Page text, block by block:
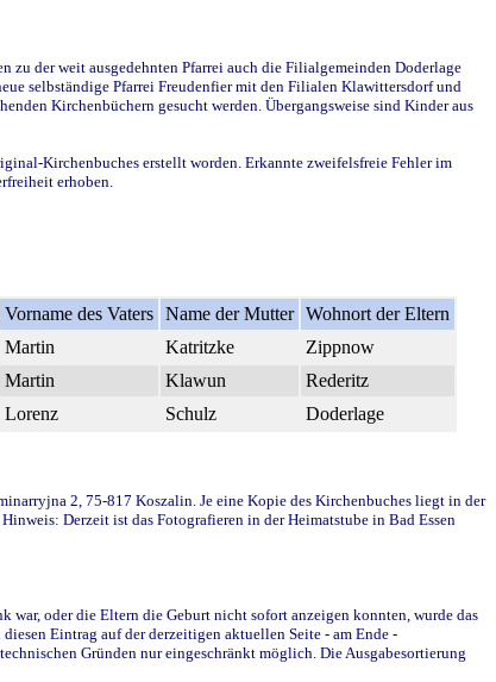
der weit ausgedehnten Pfarrei auch die Filialgemeinden Doderlage
selbständige Pfarrei Freudenfier mit den Filialen Klawittersdorf und
Kirchenbüchern gesucht werden. Übergangsweise sind Kinder aus
Kirchenbuches erstellt worden. Erkannte zweifelsfreie Fehler im
erhoben.
Vorname des Vaters Name der Mutter Wohnort der Eltern
Martin Katritzke
Zippnow
Martin Klawun
Rederitz
Lorenz Schulz Doderlage
2, 75-817 Koszalin. Je eine Kopie des Kirchenbuches liegt in der
Derzeit ist das Fotografieren in der Heimatstube in Bad Essen
war, oder die Eltern die Geburt nicht sofort anzeigen konnten, wurde das
Eintrag auf der derzeitigen aktuellen Seite - am Ende -
Gründen nur eingeschränkt möglich. Die Ausgabesortierung